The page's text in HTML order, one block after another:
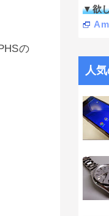
の
▼欲
人